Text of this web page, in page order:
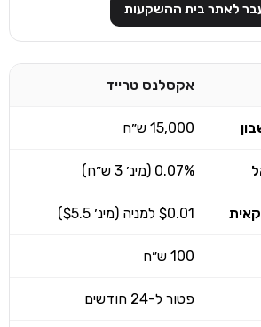
לאתר בית ההשקעות
אקסלנס טרייד
15,000 ש״ח
0.07% (מינ׳ 3 ש״ח)
$0.01 למניה (מינ׳ $5.5)
100 ש״ח
פטור ל-24 חודשים